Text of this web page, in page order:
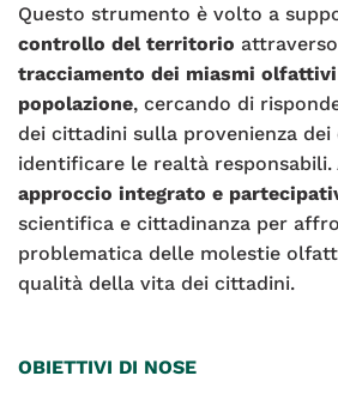
Questo strumento è volto a
controllo del territorio
tracciamento dei miasmi olfattivi
popolazione, cercando di
dei cittadini sulla provenienza
identificare le realtà responsabili.
approccio integrato e
scientifica e cittadinanza per
problematica delle molestie
qualità della vita dei cittadini.
OBIETTIVI DI NOSE